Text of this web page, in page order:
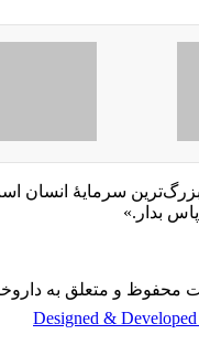
سرمایهٔ انسان
بدار.»
محفوظ و متعلق به
Designed &